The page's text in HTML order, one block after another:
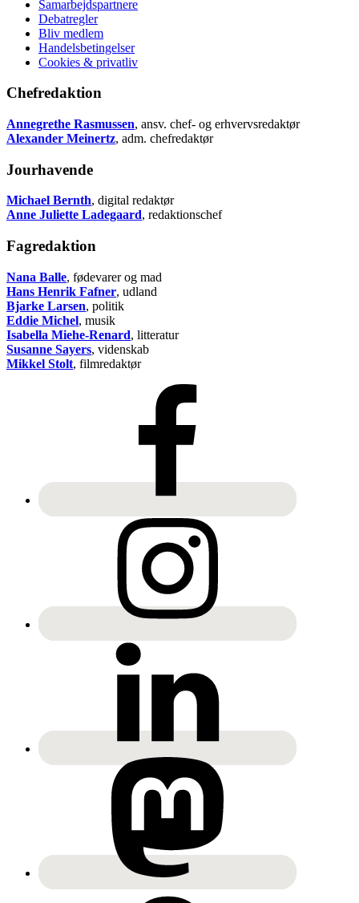
Samarbejdspartnere
Debatregler
Bliv medlem
Handelsbetingelser
Cookies & privatliv
Chefredaktion
Annegrethe Rasmussen, ansv. chef- og erhvervsredaktør
Alexander Meinertz, adm. chefredaktør
Jourhavende
Michael Bernth, digital redaktør
Anne Juliette Ladegaard, redaktionschef
Fagredaktion
Nana Balle, fødevarer og mad
Hans Henrik Fafner, udland
Bjarke Larsen, politik
Eddie Michel, musik
Isabella Miehe-Renard, litteratur
Susanne Sayers, videnskab
Mikkel Stolt, filmredaktør